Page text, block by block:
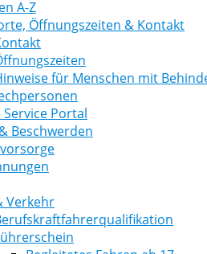
A-Z
Öffnungszeiten & Kontakt
für Menschen mit
Service Portal
Beschwerden
Verkehr